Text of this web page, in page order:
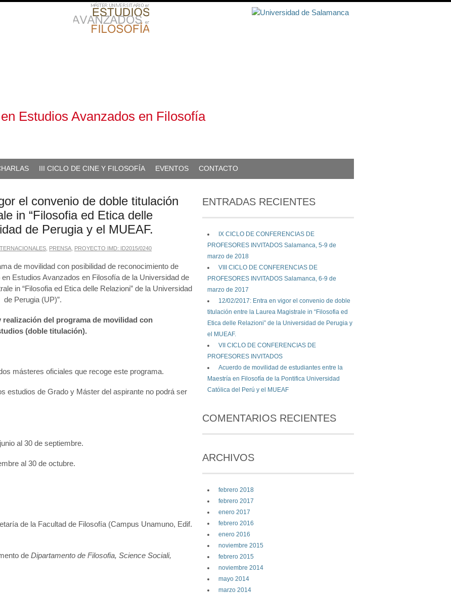
Estudios Avanzados en Filosofía
III CICLO DE CINE Y FILOSOFÍA EVENTOS CONTACTO
el convenio de doble titulación
in “Filosofia ed Etica delle
de Perugia y el MUEAF.
PRENSA PROYECTO IMD: ID2015/0240
de movilidad con posibilidad de reconocimiento de
Estudios Avanzados en Filosofía de la Universidad de
in “Filosofia ed Etica delle Relazioni” de la Universidad
de Perugia (UP)”.
realización del programa de movilidad con
(doble titulación).
másteres oficiales que recoge este programa.
de Grado y Máster del aspirante no podrá ser
al 30 de septiembre.
al 30 de octubre.
de la Facultad de Filosofía (Campus Unamuno, Edif.
de Dipartamento de Filosofia, Science Sociali,
ENTRADAS RECIENTES
IX CICLO DE CONFERENCIAS DE
PROFESORES INVITADOS Salamanca, 5-9 de
marzo de 2018
VIII CICLO DE CONFERENCIAS DE
PROFESORES INVITADOS Salamanca, 6-9 de
marzo de 2017
12/02/2017: Entra en vigor el convenio de doble
titulación entre la Laurea Magistrale in “Filosofia ed
Etica delle Relazioni” de la Universidad de Perugia y
el MUEAF.
VII CICLO DE CONFERENCIAS DE
PROFESORES INVITADOS
Acuerdo de movilidad de estudiantes entre la
Maestría en Filosofía de la Pontifica Universidad
Católica del Perú y el MUEAF
COMENTARIOS RECIENTES
ARCHIVOS
febrero 2018
febrero 2017
enero 2017
febrero 2016
enero 2016
noviembre 2015
febrero 2015
noviembre 2014
mayo 2014
marzo 2014